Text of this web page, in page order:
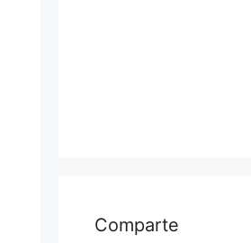
Comparte